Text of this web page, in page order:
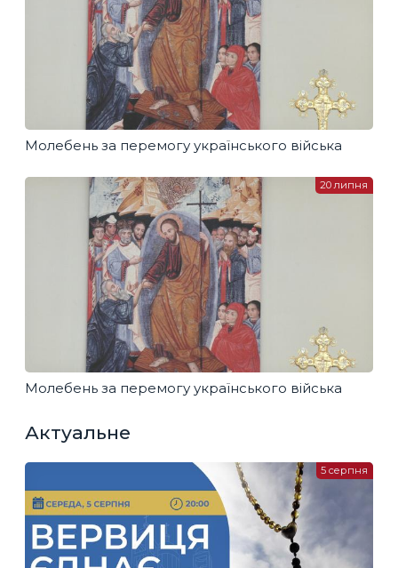
Молебень за перемогу українського війська
Молебень за перемогу українського війська
20 липня
Актуальне
5 серпня